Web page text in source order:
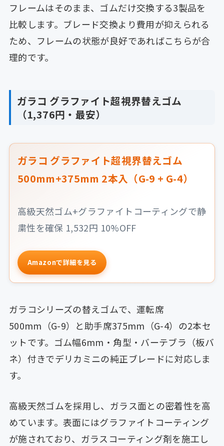
フレームはそのまま、ゴムだけ交換する3製品を
比較します。ブレード交換より費用が抑えられる
ため、フレームの状態が良好であればこちらが合
理的です。
ガラコ グラファイト超視界替えゴム
（1,376円・最安）
ガラコ グラファイト超視界替えゴム
500mm+375mm 2本入（G-9 + G-4）
高級天然ゴム+グラファイトコーティングで静
粛性を確保 1,532円 10%OFF
Amazonで詳細を見る
ガラコシリーズの替えゴムで、運転席
500mm（G-9）と助手席375mm（G-4）の2本セ
ットです。ゴム幅6mm・角型・バーテブラ（板バ
ネ）付きでデリカミニの純正ブレードに対応しま
す。
高級天然ゴムを採用し、ガラス面との密着性を高
めています。表面にはグラファイトコーティング
が施されており、ガラスコーティング剤を施工し